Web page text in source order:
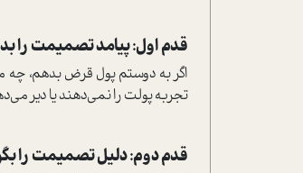
قدم اول: پیامد تصمیمت را
اگر به دوستم پول قرض بدهم، چه
تجربه پولت را نمی‌دهند یا دیر
قدم دوم: دلیل تصمیمت را